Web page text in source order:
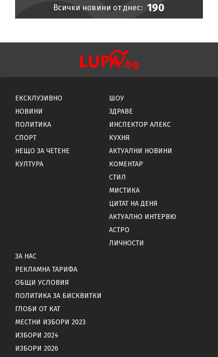
Всички новини от днес: 190
ЕКСКЛУЗИВНО
НОВИНИ
ПОЛИТИКА
СПОРТ
НЕЩО ЗА ЧЕТЕНЕ
КУЛТУРА
ШОУ
ЗДРАВЕ
ИНСПЕКТОР АЛЕКС
КУХНЯ
АКТУАЛНИ НОВИНИ
КОМЕНТАР
СТИЛ
МИСТИКА
ЦИТАТ НА ДЕНЯ
АКТУАЛНО ИНТЕРВЮ
АСТРО
ЛИЧНОСТИ
ЗА НАС
РЕКЛАМНА ТАРИФА
ОБЩИ УСЛОВИЯ
ПОЛИТИКА ЗА БИСКВИТКИ
ГЛОБИ ОТ КАТ
МЕСТНИ ИЗБОРИ 2023
ИЗБОРИ 2024
ИЗБОРИ 2026